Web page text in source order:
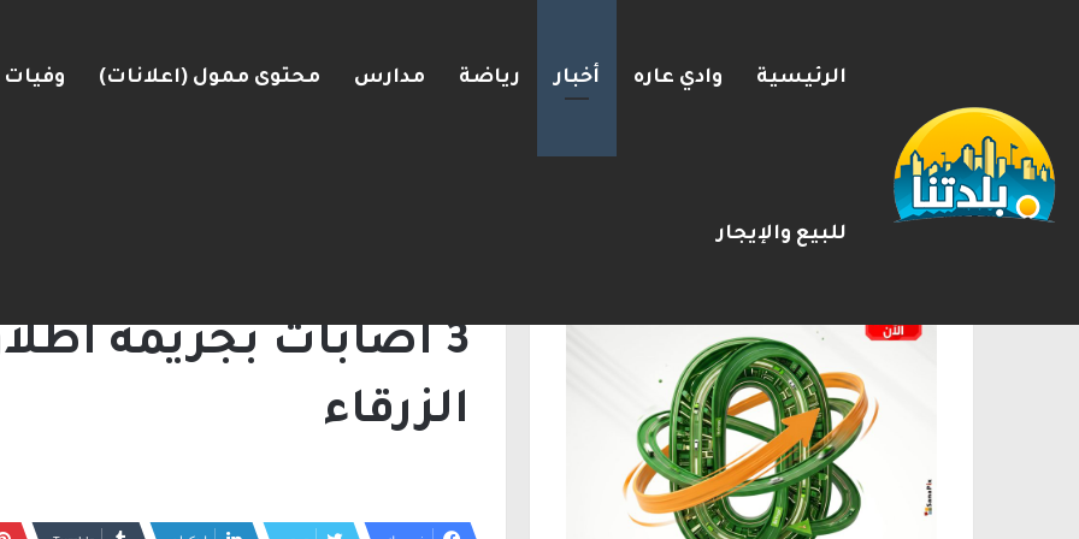
الرئيسية وادي عاره أخبار رياضة مدارس محتوى ممول (اعلانات) وفيات
للبيع والإيجار
3 اصابات بجريمة
الزرقاء
الإعلانات